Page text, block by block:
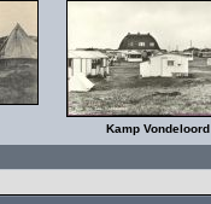
Kamp Vondeloord